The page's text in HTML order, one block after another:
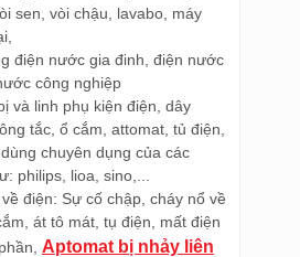
sen, vòi chậu, lavabo, máy
điện nước gia đinh, điện nước
công nghiệp
và linh phụ kiện điện, dây
tắc, ổ cắm, attomat, tủ điện,
chuyên dụng của các
philips, lioa, sino,...
điện: Sự cố chập, cháy nổ về
át tô mát, tụ điện, mất điện
Aptomat bị nhảy liên